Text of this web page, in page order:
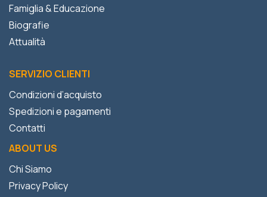
Famiglia & Educazione
Biografie
Attualità
SERVIZIO CLIENTI
Condizioni d’acquisto
Spedizioni e pagamenti
Contatti
ABOUT US
Chi Siamo
Privacy Policy